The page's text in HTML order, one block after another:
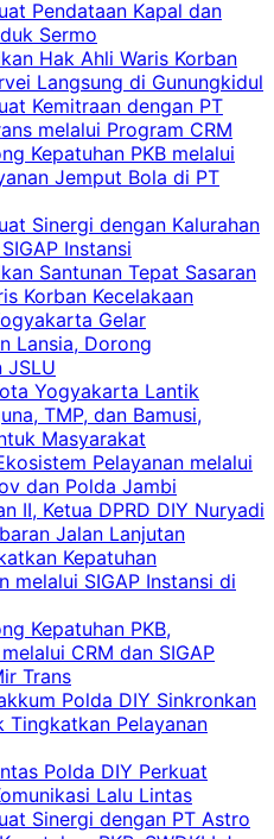
Pendataan Kapal dan
Sermo
Hak Ahli Waris Korban
Langsung di Gunungkidul
Kemitraan dengan PT
melalui Program CRM
Kepatuhan PKB melalui
Jemput Bola di PT
Sinergi dengan Kalurahan
Instansi
Santunan Tepat Sasaran
Korban Kecelakaan
Gelar
Lansia, Dorong
JSLU
Yogyakarta Lantik
TMP, dan Bamusi,
Masyarakat
Pelayanan melalui
dan Polda Jambi
II, Ketua DPRD DIY Nuryadi
Jalan Lanjutan
Kepatuhan
melalui SIGAP Instansi di
Kepatuhan PKB,
CRM dan SIGAP
Trans
Polda DIY Sinkronkan
Tingkatkan Pelayanan
Polda DIY Perkuat
Lalu Lintas
Sinergi dengan PT Astro